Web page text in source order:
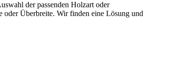
der passenden Holzart oder
oder Überbreite. Wir finden eine Lösung und